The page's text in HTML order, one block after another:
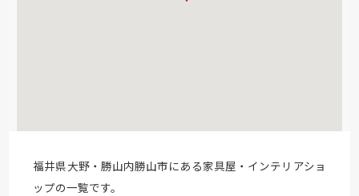
福井県大野・勝山内勝山市にある家具屋・インテリアショ
ップの一覧です。